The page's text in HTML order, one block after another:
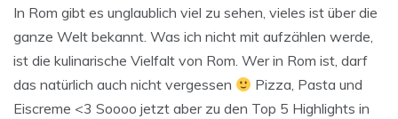
In Rom gibt es unglaublich viel zu sehen, vieles ist über die
ganze Welt bekannt. Was ich nicht mit aufzählen werde,
ist die kulinarische Vielfalt von Rom. Wer in Rom ist, darf
das natürlich auch nicht vergessen
Pizza, Pasta und
Eiscreme <3 Soooo jetzt aber zu den Top 5 Highlights in